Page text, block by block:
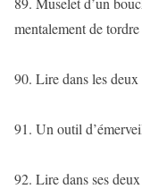
mentalement de
90. Lire dans les deux
91. Un outil
92. Lire dans ses